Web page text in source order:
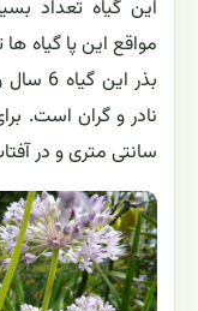
این گیاه تعداد
مواقع این پا گیاه ها
بذر
سانتی متری و در